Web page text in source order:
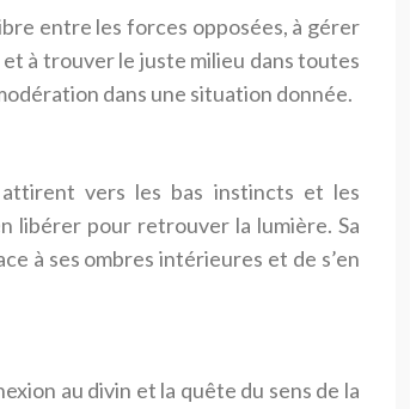
entre les forces opposées, à gérer
à trouver le juste milieu dans toutes
dans une situation donnée.
vers les bas instincts et les
libérer pour retrouver la lumière. Sa
à ses ombres intérieures et de s’en
au divin et la quête du sens de la